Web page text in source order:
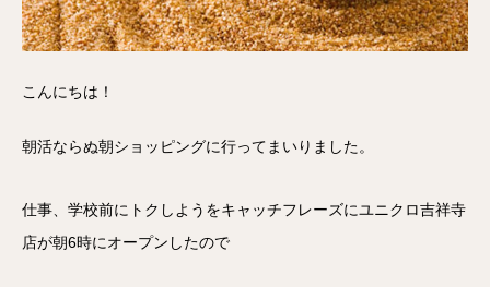
こんにちは！
朝活ならぬ朝ショッピングに行ってまいりました。
仕事、学校前にトクしようをキャッチフレーズにユニクロ吉祥寺
店が朝6時にオープンしたので